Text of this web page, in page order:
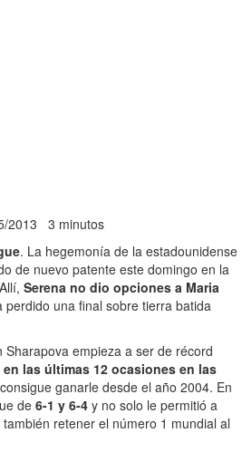
2013 3 minutos
. La hegemonía de la estadounidense
de nuevo patente este domingo en la
Serena no dio opciones a Maria
perdido una final sobre tierra batida
empieza a ser de récord
las últimas 12 ocasiones en las
ganarle desde el año 2004. En
de 6-1 y 6-4 y no solo le permitió a
retener el número 1 mundial al